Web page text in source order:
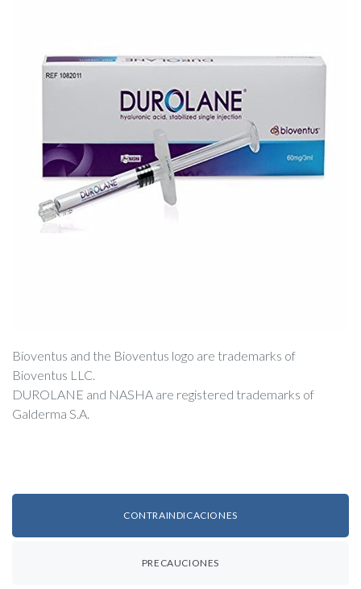
Bioventus and the Bioventus logo are trademarks of
Bioventus LLC.
DUROLANE and NASHA are registered trademarks of
Galderma S.A.
CONTRAINDICACIONES
PRECAUCIONES